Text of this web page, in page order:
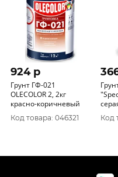
924 p
Грунт ГФ-021
OLECOLOR 2, 2кг
красно-коричневый
Код товара: 046321
"Specco"
Код